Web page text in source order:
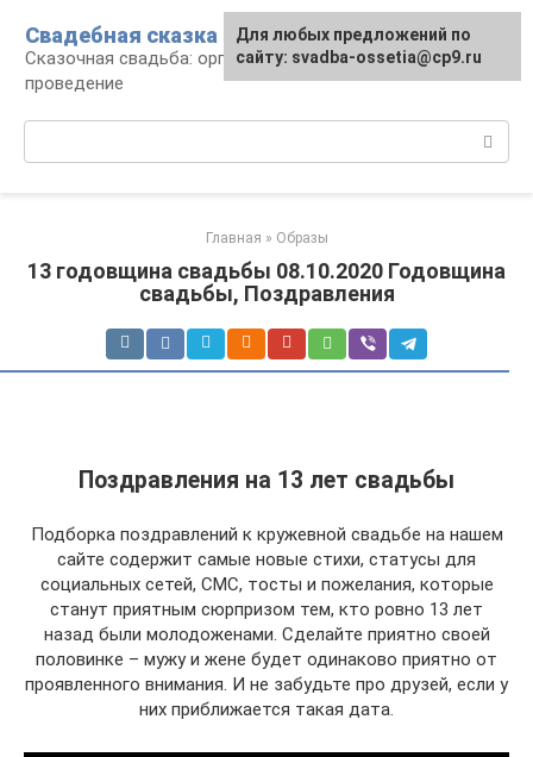
контенту
Свадебная сказка
Сказочная свадьба: организация и
проведение
Главная » Образы
13 годовщина свадьбы 08.10.2020 Годовщина
свадьбы, Поздравления
Поздравления на 13 лет свадьбы
Подборка поздравлений к кружевной свадьбе на нашем
сайте содержит самые новые стихи, статусы для
социальных сетей, СМС, тосты и пожелания, которые
станут приятным сюрпризом тем, кто ровно 13 лет
назад были молодоженами. Сделайте приятно своей
половинке – мужу и жене будет одинаково приятно от
проявленного внимания. И не забудьте про друзей, если у
них приближается такая дата.
Для любых предложений по
сайту: svadba-ossetia@cp9.ru